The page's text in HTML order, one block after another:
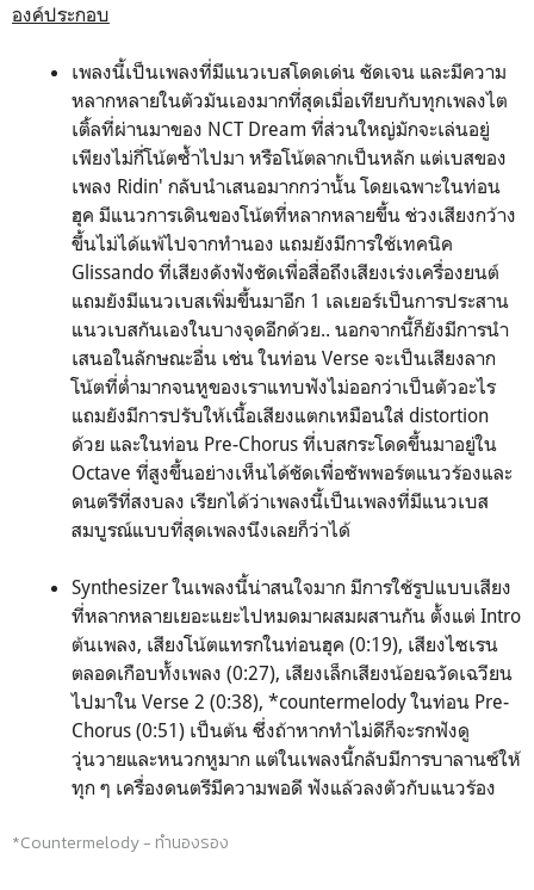
องค์ประกอบ
เพลงนี้เป็นเพลงที่มีแนวเบสโดดเด่น ชัดเจน และมีความ
หลากหลายในตัวมันเองมากที่สุดเมื่อเทียบกับทุกเพลงไต
เติ้ลที่ผ่านมาของ NCT Dream ที่ส่วนใหญ่มักจะเล่นอยู่
เพียงไม่กี่โน้ตซ้ำไปมา หรือโน้ตลากเป็นหลัก แต่เบสของ
เพลง Ridin' กลับนำเสนอมากกว่านั้น โดยเฉพาะในท่อน
ฮุค มีแนวการเดินของโน้ตที่หลากหลายขึ้น ช่วงเสียงกว้าง
ขึ้นไม่ได้แพ้ไปจากทำนอง แถมยังมีการใช้เทคนิค
Glissando ที่เสียงดังฟังชัดเพื่อสื่อถึงเสียงเร่งเครื่องยนต์
แถมยังมีแนวเบสเพิ่มขึ้นมาอีก 1 เลเยอร์เป็นการประสาน
แนวเบสกันเองในบางจุดอีกด้วย.. นอกจากนี้ก็ยังมีการนำ
เสนอในลักษณะอื่น เช่น ในท่อน Verse จะเป็นเสียงลาก
โน้ตที่ต่ำมากจนหูของเราแทบฟังไม่ออกว่าเป็นตัวอะไร
แถมยังมีการปรับให้เนื้อเสียงแตกเหมือนใส่ distortion
ด้วย และในท่อน Pre-Chorus ที่เบสกระโดดขึ้นมาอยู่ใน
Octave ที่สูงขึ้นอย่างเห็นได้ชัดเพื่อซัพพอร์ตแนวร้องและ
ดนตรีที่สงบลง เรียกได้ว่าเพลงนี้เป็นเพลงที่มีแนวเบส
สมบูรณ์แบบที่สุดเพลงนึงเลยก็ว่าได้
Synthesizer ในเพลงนี้น่าสนใจมาก มีการใช้รูปแบบเสียง
ที่หลากหลายเยอะแยะไปหมดมาผสมผสานกัน ตั้งแต่ Intro
ต้นเพลง, เสียงโน้ตแทรกในท่อนฮุค (0:19), เสียงไซเรน
ตลอดเกือบทั้งเพลง (0:27), เสียงเล็กเสียงน้อยฉวัดเฉวียน
ไปมาใน Verse 2 (0:38), *countermelody ในท่อน Pre-
Chorus (0:51) เป็นต้น ซึ่งถ้าหากทำไม่ดีก็จะรกฟังดู
วุ่นวายและหนวกหูมาก แต่ในเพลงนี้กลับมีการบาลานซ์ให้
ทุก ๆ เครื่องดนตรีมีความพอดี ฟังแล้วลงตัวกับแนวร้อง
*Countermelody - ทำนองรอง